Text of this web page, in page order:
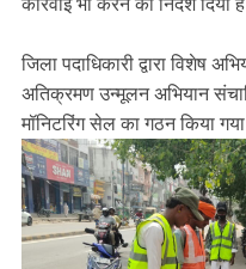
जिला पदाधिकारी द्वारा विशेष
अतिक्रमण उन्मूलन अभियान
मॉनिटरिंग सेल का गठन किया